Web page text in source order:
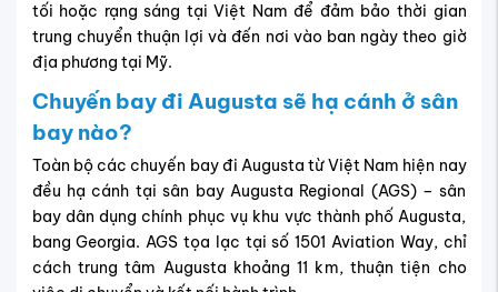
tối hoặc rạng sáng tại Việt Nam để đảm bảo thời gian
trung chuyển thuận lợi và đến nơi vào ban ngày theo giờ
địa phương tại Mỹ.
Chuyến bay đi Augusta sẽ hạ cánh ở sân
bay nào?
Toàn bộ các chuyến bay đi Augusta từ Việt Nam hiện nay
đều hạ cánh tại sân bay Augusta Regional (AGS) – sân
bay dân dụng chính phục vụ khu vực thành phố Augusta,
bang Georgia. AGS tọa lạc tại số 1501 Aviation Way, chỉ
cách trung tâm Augusta khoảng 11 km, thuận tiện cho